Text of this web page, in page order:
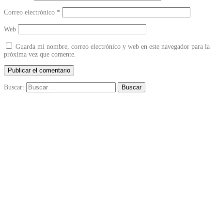
Correo electrónico *
Web
Guarda mi nombre, correo electrónico y web en este navegador para la
próxima vez que comente.
Buscar: